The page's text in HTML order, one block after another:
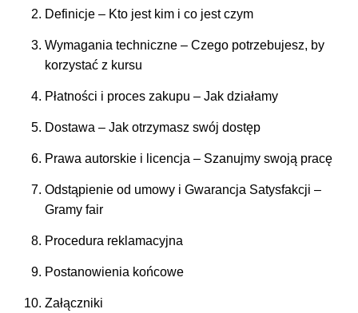
Definicje – Kto jest kim i co jest czym
Wymagania techniczne – Czego potrzebujesz, by
korzystać z kursu
Płatności i proces zakupu – Jak działamy
Dostawa – Jak otrzymasz swój dostęp
Prawa autorskie i licencja – Szanujmy swoją pracę
Odstąpienie od umowy i Gwarancja Satysfakcji –
Gramy fair
Procedura reklamacyjna
Postanowienia końcowe
Załączniki